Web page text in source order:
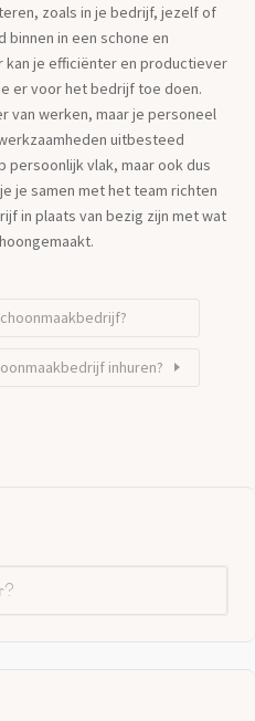
zoals in je bedrijf, jezelf of
binnen in een schone en
je efficiënter en productiever
er voor het bedrijf toe doen.
van werken, maar je personeel
uitbesteed
persoonlijk vlak, maar ook dus
je samen met het team richten
in plaats van bezig zijn met wat
inhuren?